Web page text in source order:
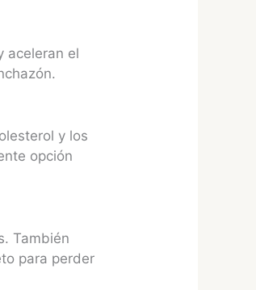
aceleran el
y los
opción
También
para perder